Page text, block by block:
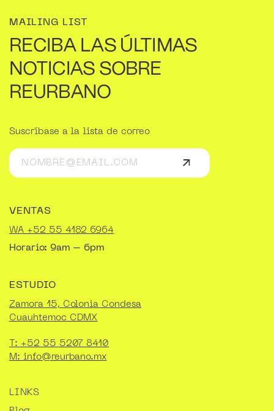
MAILING LIST
RECIBA LAS ÚLTIMAS
NOTICIAS SOBRE
REURBANO
Suscríbase a la lista de correo
VENTAS
WA +52 55 4182 6964
Horario: 9am – 6pm
ESTUDIO
Zamora 15, Colonia Condesa
Cuauhtemoc CDMX
T: +52 55 5207 8410
M: info@reurbano.mx
LINKS